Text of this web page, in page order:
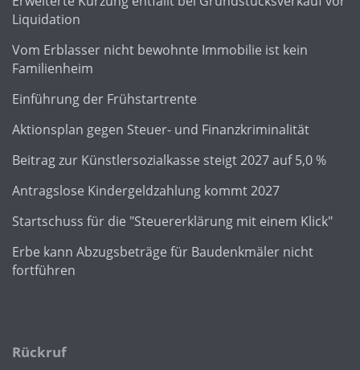
Liquidation
Vom Erblasser nicht bewohnte Immobilie ist kein
Familienheim
Einführung der Frühstartrente
Aktionsplan gegen Steuer- und Finanzkriminalität
Beitrag zur Künstlersozialkasse steigt 2027 auf 5,0 %
Antragslose Kindergeldzahlung kommt 2027
Startschuss für die "Steuererklärung mit einem Klick"
Erbe kann Abzugsbeträge für Baudenkmäler nicht
fortführen
Rückruf